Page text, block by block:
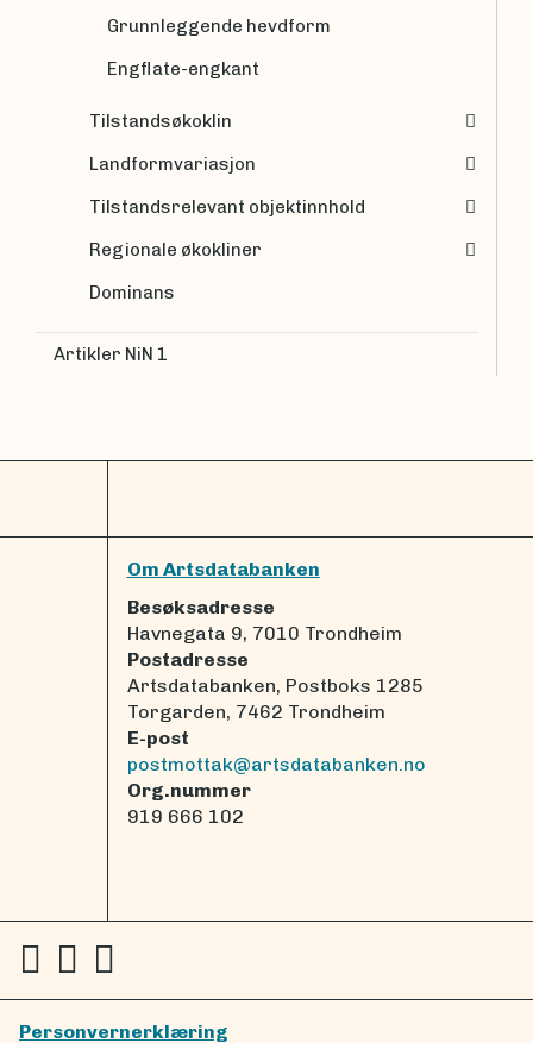
Grunnleggende hevdform
Engflate-engkant
Tilstandsøkoklin
Landformvariasjon
Tilstandsrelevant objektinnhold
Regionale økokliner
Dominans
Artikler NiN 1
Om Artsdatabanken
Besøksadresse
Havnegata 9, 7010 Trondheim
Postadresse
Artsdatabanken, Postboks 1285
Torgarden, 7462 Trondheim
E-post
postmottak@artsdatabanken.no
Org.nummer
919 666 102
Personvernerklæring